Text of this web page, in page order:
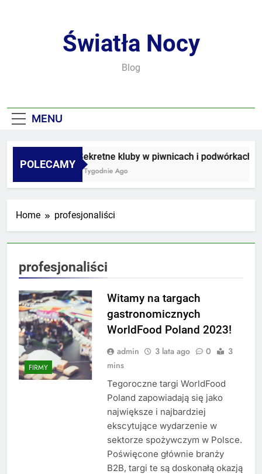
Światła Nocy
Blog
MENU
POLECAMY
Sekretne kluby w piwnicach i podwórkach
2 Tygodnie Ago
Home profesjonaliści
profesjonaliści
FIRMY
Witamy na targach
gastronomicznych
WorldFood Poland 2023!
admin 3 lata ago 0
3
mins
Tegoroczne targi WorldFood
Poland zapowiadają się jako
największe i najbardziej
ekscytujące wydarzenie w
sektorze spożywczym w Polsce.
Poświęcone głównie branży
B2B, targi te są doskonałą okazją